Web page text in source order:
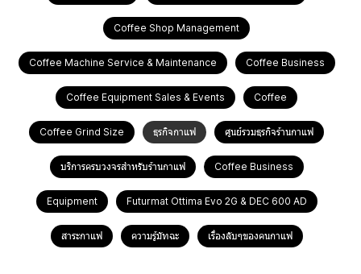
Coffee Shop Management
Coffee Machine Service & Maintenance Coffee Business
Coffee Equipment Sales & Events Coffee
Coffee Grind Size ธุรกิจกาแฟ ศูนย์รวมธุรกิจร้านกาแฟ
บริการครบวงจรสำหรับร้านกาแฟ Coffee Business
Equipment Futurmat Ottima Evo 2G & DEC 600 AD
สาระกาแฟ ความรู้มัทฉะ เรื่องลับๆของคนกาแฟ